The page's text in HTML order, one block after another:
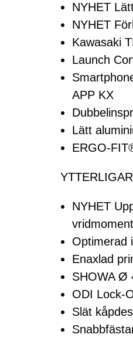
NYHET
NYHET
Kawasaki
Launch
APP KX
Lätt
ERGO-
NYHET
Optimerad
Enaxlad
SHOWA Ø
ODI Lock-
Slät